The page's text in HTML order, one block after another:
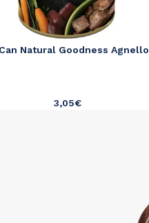
Natural Goodness Agnello
3,05€